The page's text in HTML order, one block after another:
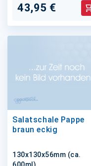
43,95 €
Salatschale Pappe
braun eckig
130x130x56mm (ca.